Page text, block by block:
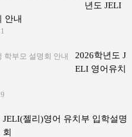
년도 JELI
안내
2026학년도 J
ELI 영어유치
JELI(젤리)영어 유치부 입학설명
회